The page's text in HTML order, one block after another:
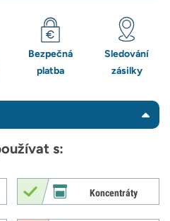
Bezpečná
platba
Sledování
zásilky
s:
Koncentráty